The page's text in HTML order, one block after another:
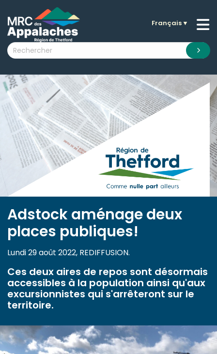
submenu (La MRC )
submenu (Citoyens )
submenu (Visiteurs )
submenu (Nouvelles )
submenu (Documentation )
Français▼
Adstock aménage deux
places publiques!
Lundi 29 août 2022, REDIFFUSION.
Ces deux aires de repos sont désormais
accessibles à la population ainsi qu'aux
excursionnistes qui s'arrêteront sur le
territoire.